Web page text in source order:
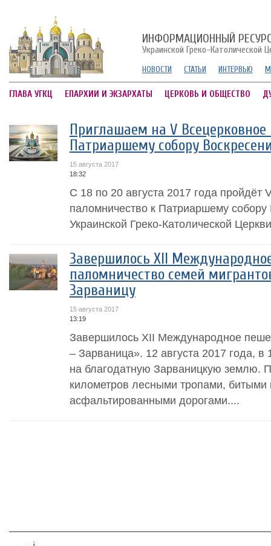
ИНФОРМАЦИОННЫЙ
Украинской Греко-Католической
НОВОСТИ СТАТЬИ ИНТЕРВЬЮ
ГЛАВА УГКЦ ЕПАРХИИ И ЭКЗАРХАТЫ ЦЕРКОВЬ И ОБЩЕСТВО
Приглашаем на V
Патриаршему собору
15 августа 2017
18:32
С 18 по 20 августа 2017 года пройдёт
паломничество к Патриаршему собору
Украинской Греко-Католической
Завершилось XII
паломничество семей
Зарваницу
15 августа 2017
13:19
Завершилось XII Международное
– Зарваница». 12 августа 2017 года, в
на благодатную Зарваницкую землю.
километров лесными тропами,
асфальтированными дорогами....